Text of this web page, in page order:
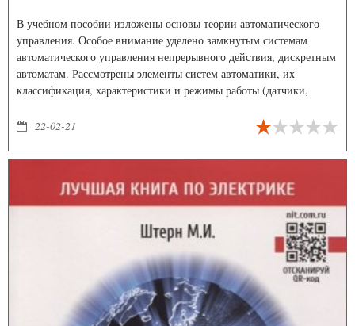
В учебном пособии изложены основы теории автоматического
управления. Особое внимание уделено замкнутым системам
автоматического управления непрерывного действия, дискретным
автоматам. Рассмотрены элементы систем автоматики, их
классификация, характеристики и режимы работы (датчики,
включающие в себя элементы памяти, триггеры, регистры,
счетчики, дешифраторы, шифраторы и формирователи
импульсов).
22-02-21